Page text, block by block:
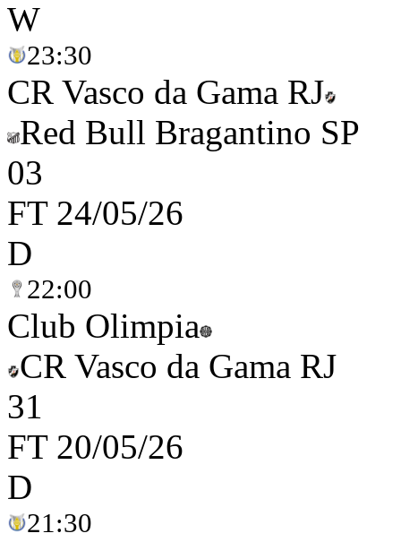
W
23:30
CR Vasco da Gama RJ
Red Bull Bragantino SP
03
FT 24/05/26
D
22:00
Club Olimpia
CR Vasco da Gama RJ
31
FT 20/05/26
D
21:30